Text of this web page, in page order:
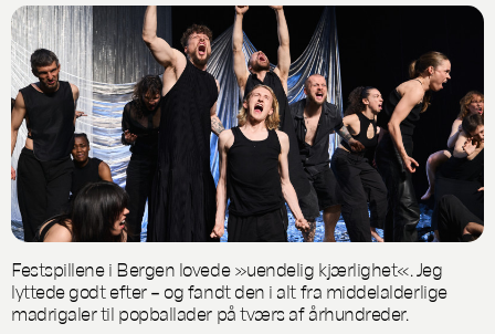
Festspillene i Bergen lovede »uendelig kjærlighet«. Jeg
lyttede godt efter – og fandt den i alt fra middelalderlige
madrigaler til popballader på tværs af århundreder.